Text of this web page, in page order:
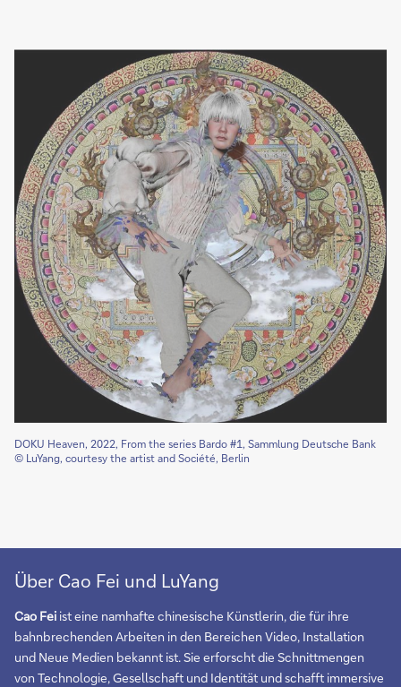
DOKU Heaven, 2022, From the series Bardo #1, Sammlung Deutsche Bank
© LuYang, courtesy the artist and Société, Berlin
Über Cao Fei und LuYang
Cao Fei ist eine namhafte chinesische Künstlerin, die für ihre
bahnbrechenden Arbeiten in den Bereichen Video, Installation
und Neue Medien bekannt ist. Sie erforscht die Schnittmengen
von Technologie, Gesellschaft und Identität und schafft immersive